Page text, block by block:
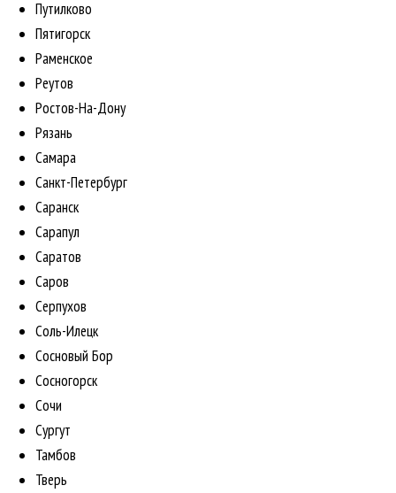
Путилково
Пятигорск
Раменское
Реутов
Ростов-На-Дону
Рязань
Самара
Санкт-Петербург
Саранск
Сарапул
Саратов
Саров
Серпухов
Соль-Илецк
Сосновый Бор
Сосногорск
Сочи
Сургут
Тамбов
Тверь